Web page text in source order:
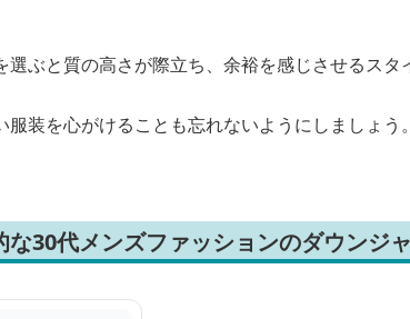
ぶと質の高さが際立ち、余裕を感じさせるスタ
装を心がけることも忘れないようにしましょう。
30代メンズファッションのダウンジ